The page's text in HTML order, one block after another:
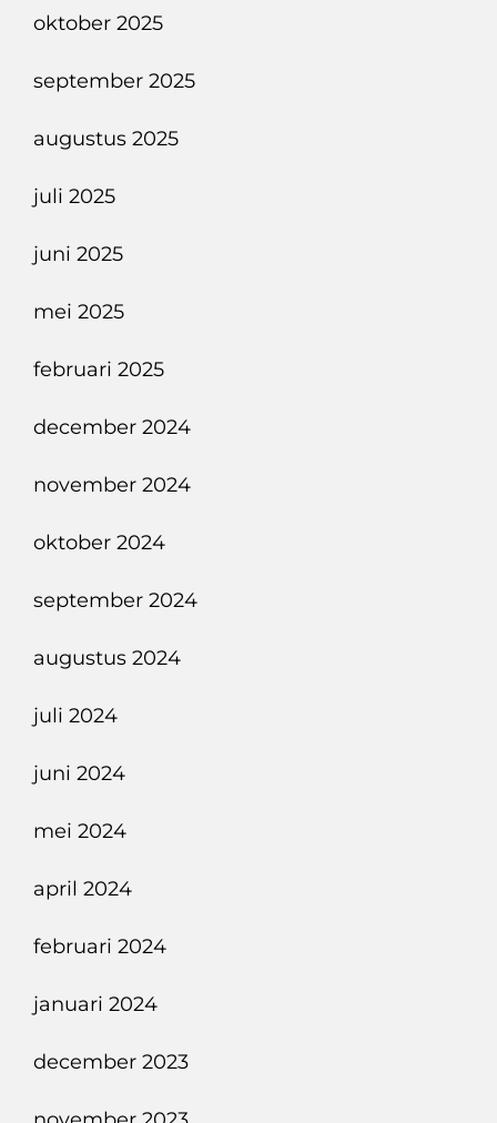
oktober 2025
september 2025
augustus 2025
juli 2025
juni 2025
mei 2025
februari 2025
december 2024
november 2024
oktober 2024
september 2024
augustus 2024
juli 2024
juni 2024
mei 2024
april 2024
februari 2024
januari 2024
december 2023